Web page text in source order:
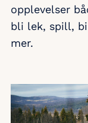
opplevelser
bli lek, spill,
mer.